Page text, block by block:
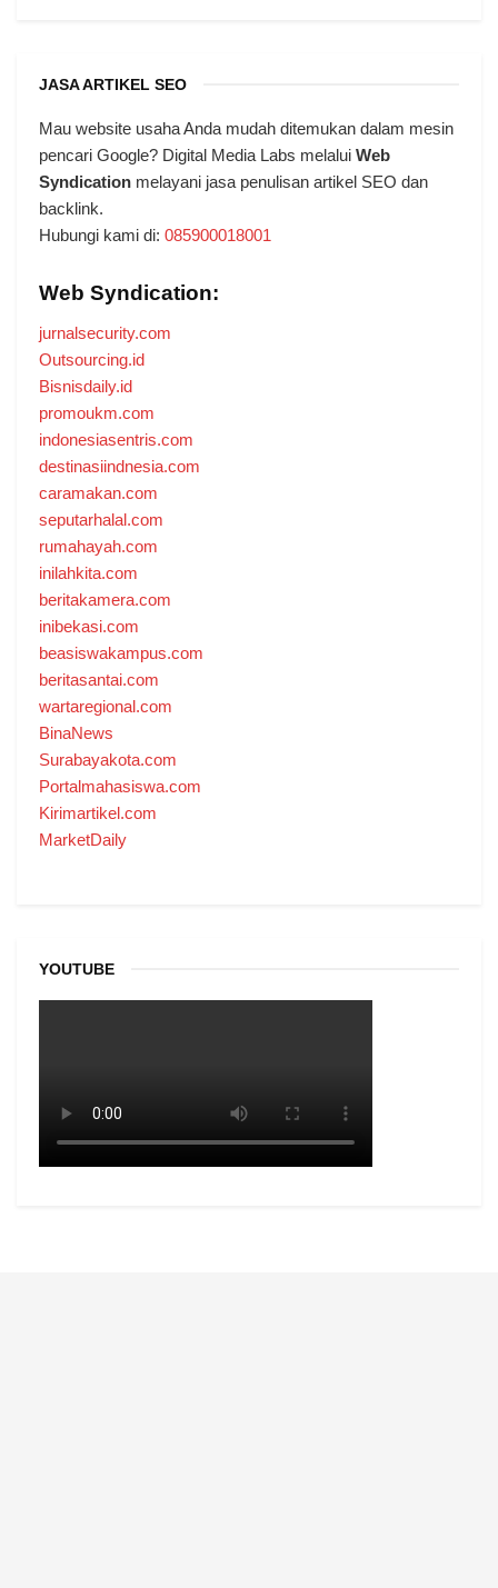
JASA ARTIKEL SEO
Mau website usaha Anda mudah ditemukan dalam mesin
pencari Google? Digital Media Labs melalui Web
Syndication melayani jasa penulisan artikel SEO dan
backlink.
Hubungi kami di: 085900018001
Web Syndication:
jurnalsecurity.com
Outsourcing.id
Bisnisdaily.id
promoukm.com
indonesiasentris.com
destinasiindnesia.com
caramakan.com
seputarhalal.com
rumahayah.com
inilahkita.com
beritakamera.com
inibekasi.com
beasiswakampus.com
beritasantai.com
wartaregional.com
BinaNews
Surabayakota.com
Portalmahasiswa.com
Kirimartikel.com
MarketDaily
YOUTUBE